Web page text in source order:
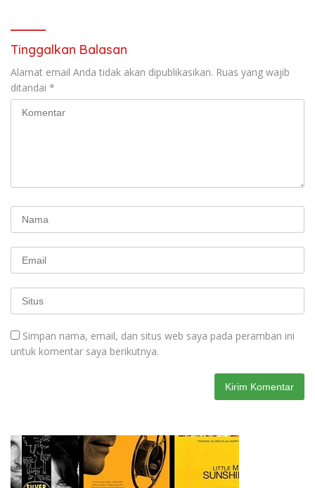
Tinggalkan Balasan
Alamat email Anda tidak akan dipublikasikan. Ruas yang wajib
ditandai *
Simpan nama, email, dan situs web saya pada peramban ini
untuk komentar saya berikutnya.